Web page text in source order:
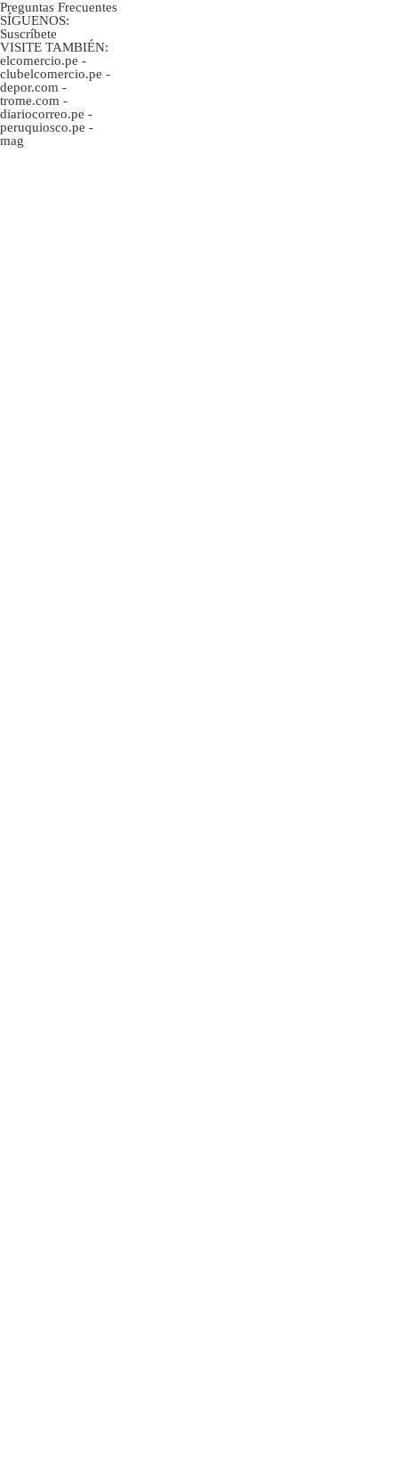
Preguntas Frecuentes
SÍGUENOS:
Suscríbete
VISITE TAMBIÉN:
elcomercio.pe -
clubelcomercio.pe -
depor.com -
trome.com -
diariocorreo.pe -
peruquiosco.pe -
mag